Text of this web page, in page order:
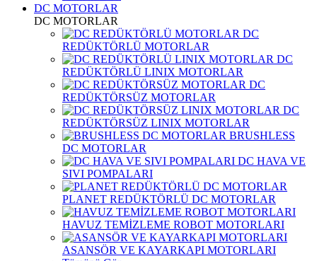
DC MOTORLAR
DC MOTORLAR
DC
REDÜKTÖRLÜ MOTORLAR
DC
REDÜKTÖRLÜ LINIX MOTORLAR
DC
REDÜKTÖRSÜZ MOTORLAR
DC
REDÜKTÖRSÜZ LINIX MOTORLAR
BRUSHLESS
DC MOTORLAR
DC HAVA VE
SIVI POMPALARI
PLANET REDÜKTÖRLÜ DC MOTORLAR
HAVUZ TEMİZLEME ROBOT MOTORLARI
ASANSÖR VE KAYARKAPI MOTORLARI